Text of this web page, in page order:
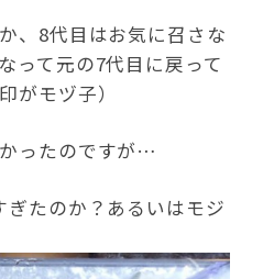
、8代目はお気に召さな
って元の7代目に戻って
がモヅ子）
ったのですが…
ぎたのか？あるいはモジ